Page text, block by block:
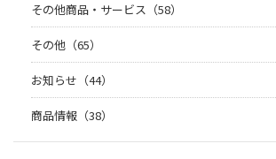
その他商品・サービス（58）
その他（65）
お知らせ（44）
商品情報（38）